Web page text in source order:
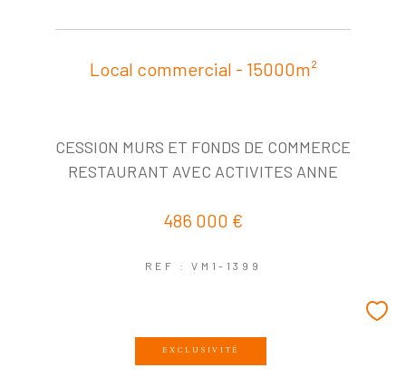
Local commercial - 15000m²
CESSION MURS ET FONDS DE COMMERCE
RESTAURANT AVEC ACTIVITES ANNE
486 000 €
REF : VM1-1399
EXCLUSIVITÉ